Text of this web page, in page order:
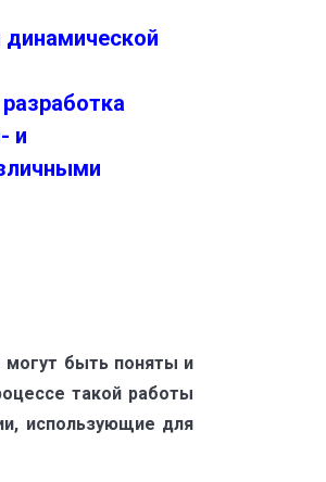
динамической
и
могут быть поняты и
такой работы
использующие для